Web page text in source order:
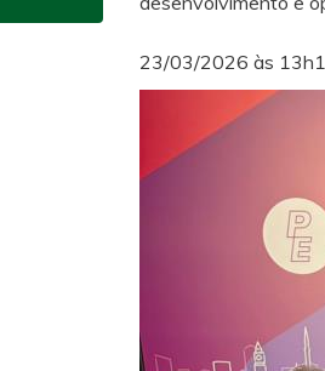
23/03/2026 às